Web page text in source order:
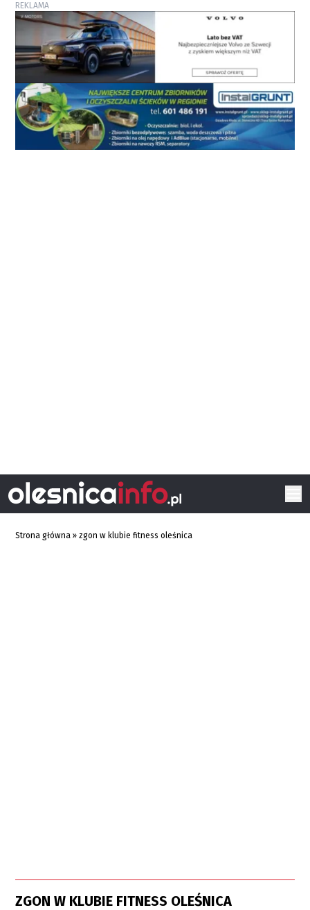
REKLAMA
Strona główna »zgon w klubie fitness oleśnica
ZGON W KLUBIE FITNESS OLEŚNICA